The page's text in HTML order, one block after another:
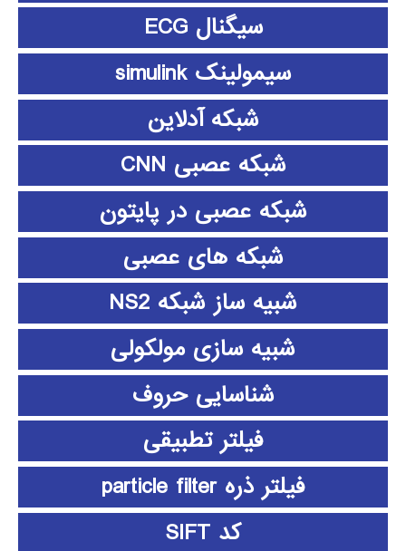
سیگنال ECG
سیمولینک simulink
شبکه آدلاین
شبکه عصبی CNN
شبکه عصبی در پایتون
شبکه های عصبی
شبیه ساز شبکه NS2
شبیه سازی مولکولی
شناسایی حروف
فیلتر تطبیقی
فیلتر ذره particle filter
کد SIFT